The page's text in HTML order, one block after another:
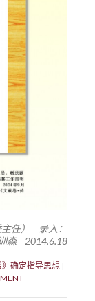
任） 录入：
森 2014.6.18
确定指导思想